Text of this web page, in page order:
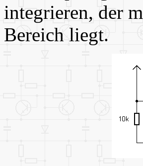
integrieren, der
Bereich liegt.